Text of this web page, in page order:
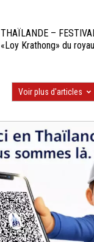
THAÏLANDE –
«Loy Krathong» du
Voir plus d'articles